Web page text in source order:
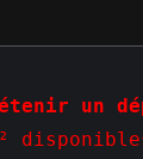
un